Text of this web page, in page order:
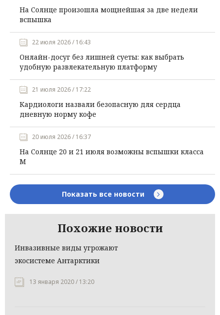
На Солнце произошла мощнейшая за две недели
вспышка
22 июля 2026 / 16:43
Онлайн-досуг без лишней суеты: как выбрать
удобную развлекательную платформу
21 июля 2026 / 17:22
Кардиологи назвали безопасную для сердца
дневную норму кофе
20 июля 2026 / 16:37
На Солнце 20 и 21 июля возможны вспышки класса
М
Показать все новости
Похожие новости
Инвазивные виды угрожают
экосистеме Антарктики
13 января 2020 / 13:20